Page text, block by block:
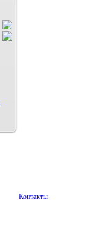
Контакты